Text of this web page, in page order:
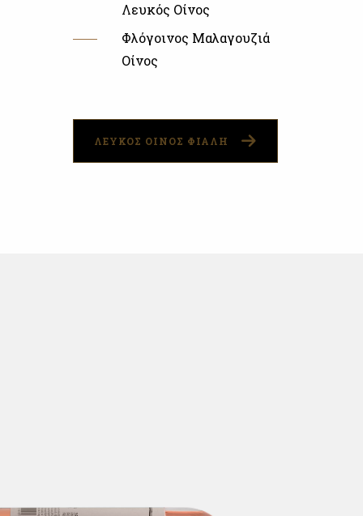
Λευκός Οίνος
Φλόγοινος Μαλαγουζιά
Οίνος
ΛΕΥΚΟΣ ΟΙΝΟΣ ΦΙΑΛΗ